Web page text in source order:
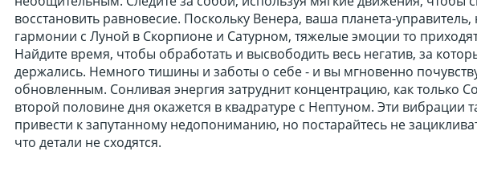
восстановить равновесие. Поскольку Венера, ваша планета-управитель,
гармонии с Луной в Скорпионе и Сатурном, тяжелые эмоции то
Найдите время, чтобы обработать и высвободить весь негатив, за
держались. Немного тишины и заботы о себе - и вы мгновенно
обновленным. Сонливая энергия затруднит концентрацию, как только
второй половине дня окажется в квадратуре с Нептуном. Эти вибрации
привести к запутанному недопониманию, но постарайтесь не
что детали не сходятся.